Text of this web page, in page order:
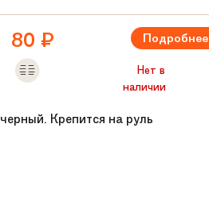
обода.
80 ₽ Подробнее
Нет в
наличии
Крепится на руль